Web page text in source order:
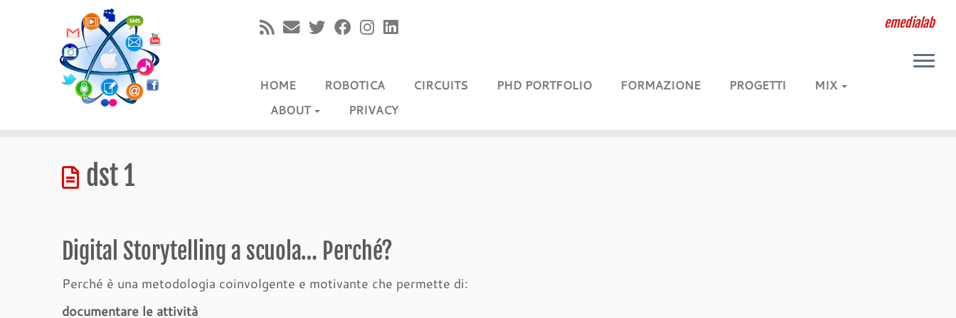
emedialab
HOME ROBOTICA CIRCUITS PHD PORTFOLIO FORMAZIONE PROGETTI
MIX
ABOUT
PRIVACY
dst 1
Digital Storytelling a scuola… Perché?
Perché è una metodologia coinvolgente e motivante che permette di:
documentare le attività